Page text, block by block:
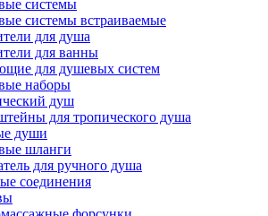
системы
системы встраиваемые
для душа
для ванны
для душевых систем
наборы
душ
для тропического душа
души
шланги
для ручного душа
соединения